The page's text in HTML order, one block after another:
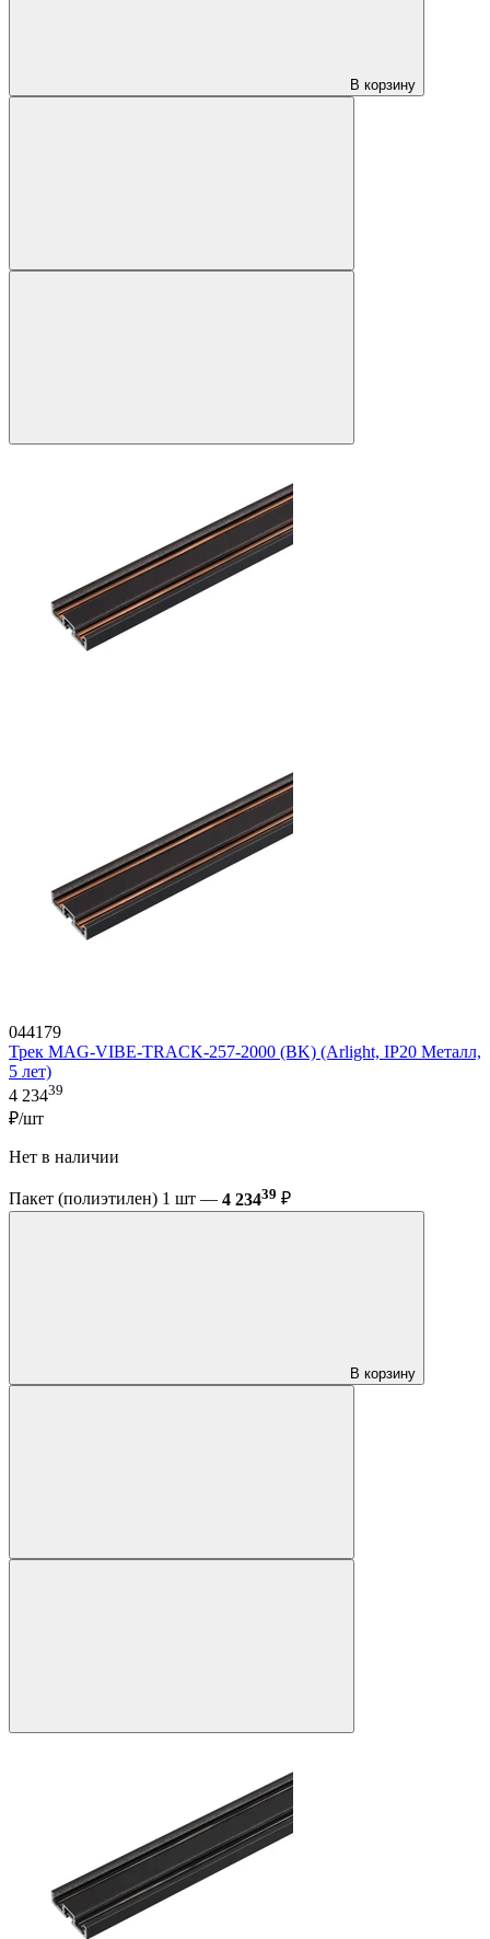
В корзину
044179
Трек MAG-VIBE-TRACK-257-2000 (BK) (Arlight, IP20 Металл,
5 лет)
4 23439
₽/шт
Нет в наличии
Пакет (полиэтилен) 1 шт — 4 23439 ₽
В корзину